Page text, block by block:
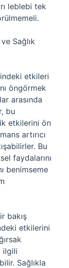
leblebi tek
Sağlık
etkileri
öngörmek
arasında
bu
etkilerini ön
artırıcı
Bu
faydalarını
benimseme
bakış
etkilerini
ilgili
Sağlıkla